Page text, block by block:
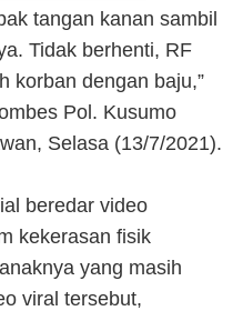
tangan kanan sambil
Tidak berhenti, RF
korban dengan baju,”
Pol. Kusumo
Selasa (13/7/2021).
beredar video
kekerasan fisik
yang masih
viral tersebut,